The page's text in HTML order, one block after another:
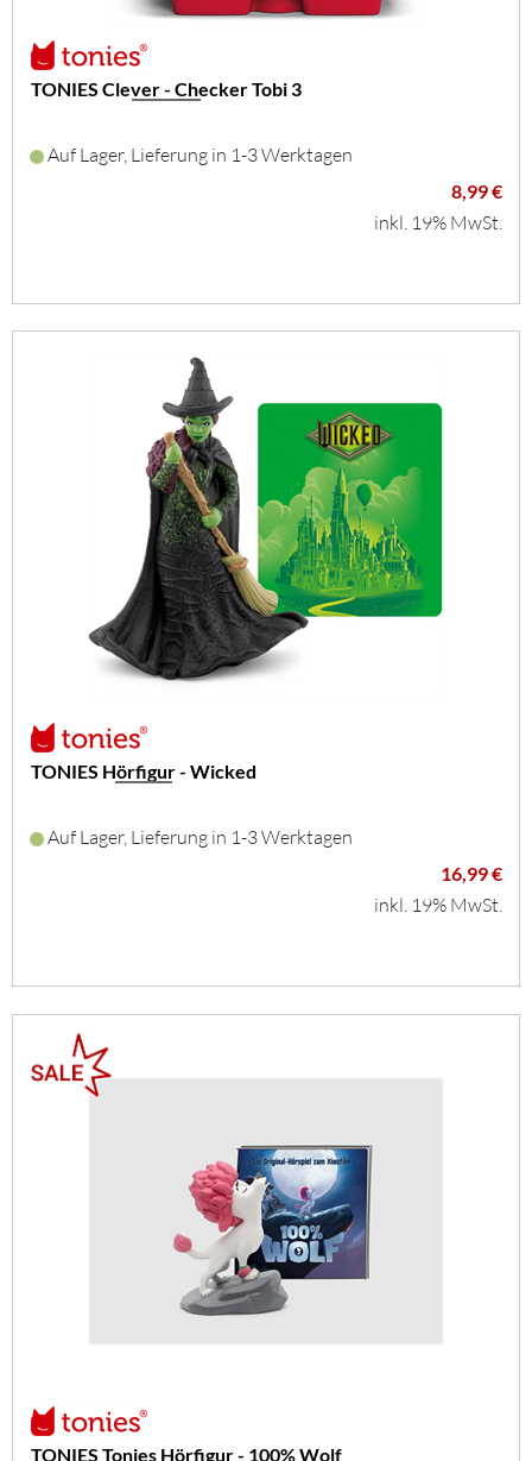
TONIES Clever - Checker Tobi 3
Auf Lager, Lieferung in 1-3 Werktagen
8,99 €
inkl. 19% MwSt.
TONIES Hörfigur - Wicked
Auf Lager, Lieferung in 1-3 Werktagen
16,99 €
inkl. 19% MwSt.
TONIES Tonies Hörfigur - 100% Wolf